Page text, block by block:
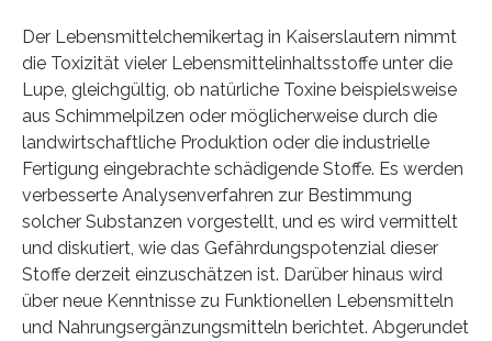
Der Lebensmittelchemikertag in Kaiserslautern nimmt
die Toxizität vieler Lebensmittelinhaltsstoffe unter die
Lupe, gleichgültig, ob natürliche Toxine beispielsweise
aus Schimmelpilzen oder möglicherweise durch die
landwirtschaftliche Produktion oder die industrielle
Fertigung eingebrachte schädigende Stoffe. Es werden
verbesserte Analysenverfahren zur Bestimmung
solcher Substanzen vorgestellt, und es wird vermittelt
und diskutiert, wie das Gefährdungspotenzial dieser
Stoffe derzeit einzuschätzen ist. Darüber hinaus wird
über neue Kenntnisse zu Funktionellen Lebensmitteln
und Nahrungsergänzungsmitteln berichtet. Abgerundet